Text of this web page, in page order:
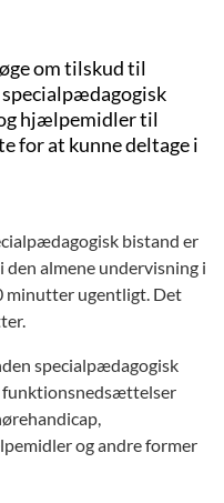
om tilskud til
hjælpemidler til
for at kunne deltage i
bistand er
almene undervisning i
minutter ugentligt. Det
specialpædagogisk
funktionsnedsættelser
og andre former